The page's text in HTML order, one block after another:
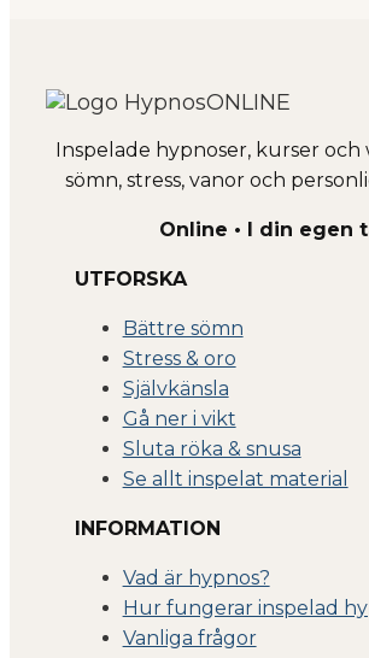
Inspelade hypnoser, kurser
sömn, stress, vanor och
Online • I din egen
UTFORSKA
Bättre sömn
Stress & oro
Självkänsla
Gå ner i vikt
Sluta röka & snusa
Se allt inspelat material
INFORMATION
Vad är hypnos?
Hur fungerar inspelad
Vanliga frågor